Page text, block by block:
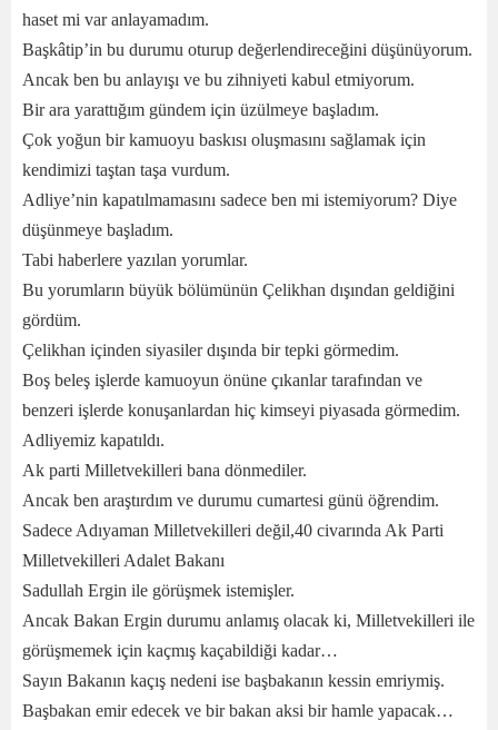
haset mi var anlayamadım.
Başkâtip’in bu durumu oturup değerlendireceğini düşünüyorum.
Ancak ben bu anlayışı ve bu zihniyeti kabul etmiyorum.
Bir ara yarattığım gündem için üzülmeye başladım.
Çok yoğun bir kamuoyu baskısı oluşmasını sağlamak için
kendimizi taştan taşa vurdum.
Adliye’nin kapatılmamasını sadece ben mi istemiyorum? Diye
düşünmeye başladım.
Tabi haberlere yazılan yorumlar.
Bu yorumların büyük bölümünün Çelikhan dışından geldiğini
gördüm.
Çelikhan içinden siyasiler dışında bir tepki görmedim.
Boş beleş işlerde kamuoyun önüne çıkanlar tarafından ve
benzeri işlerde konuşanlardan hiç kimseyi piyasada görmedim.
Adliyemiz kapatıldı.
Ak parti Milletvekilleri bana dönmediler.
Ancak ben araştırdım ve durumu cumartesi günü öğrendim.
Sadece Adıyaman Milletvekilleri değil,40 civarında Ak Parti
Milletvekilleri Adalet Bakanı
Sadullah Ergin ile görüşmek istemişler.
Ancak Bakan Ergin durumu anlamış olacak ki, Milletvekilleri ile
görüşmemek için kaçmış kaçabildiği kadar…
Sayın Bakanın kaçış nedeni ise başbakanın kessin emriymiş.
Başbakan emir edecek ve bir bakan aksi bir hamle yapacak…